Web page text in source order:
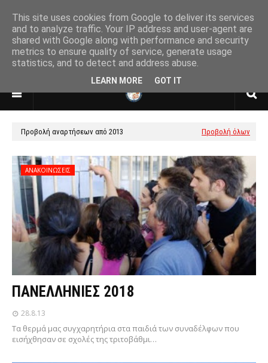
ΕΝΩΣΗ ΑΠΟΣΤΡΑΤΩΝ ΑΞΙΩΜΑΤΙΚΩΝ
ΑΕΡΟΠΟΡΙΑΣ
ΠΑΡΑΡΤΗΜΑ ΘΕΣΣΑΛΟΝΙΚΗΣ
Προβολή αναρτήσεων από 2013 Προβολή όλων
ΑΝΑΚΟΙΝΩΣΕΙΣ
ΠΑΝΕΛΛΗΝΙΕΣ 2018
28.8.13
Τα θερμά μας συγχαρητήρια στα παιδιά των συναδέλφων που
εισήχθησαν σε σχολές της τριτοβάθμι…
This site uses cookies from Google to deliver its services
and to analyze traffic. Your IP address and user-agent are
shared with Google along with performance and security
metrics to ensure quality of service, generate usage
statistics, and to detect and address abuse.
LEARN MORE GOT IT